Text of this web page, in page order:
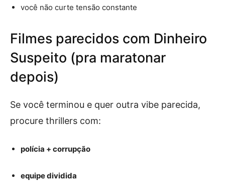
você não curte tensão constante
Filmes parecidos com Dinheiro
Suspeito (pra maratonar
depois)
Se você terminou e quer outra vibe parecida,
procure thrillers com:
polícia + corrupção
equipe dividida